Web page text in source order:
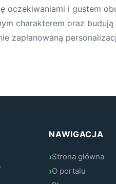
oczekiwaniami i gustem
charakterem oraz
zaplanowaną
NAWIGACJA
Strona główna
O portalu